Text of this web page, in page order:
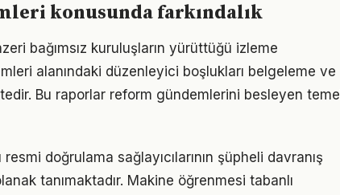
konusunda farkındalık
bağımsız kuruluşların yürüttüğü izleme
alanındaki düzenleyici boşlukları belgeleme ve
Bu raporlar reform gündemlerini besleyen temel
doğrulama sağlayıcılarının şüpheli davranış
tanımaktadır. Makine öğrenmesi tabanlı